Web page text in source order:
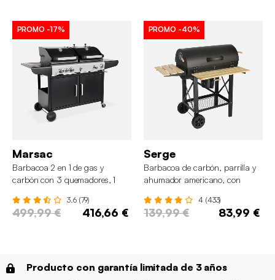
PROMO -17%
Marsac
Barbacoa 2 en 1 de gas y
carbón con 3 quemadores, 1
3.6 (79)
499,99 € 416,66 €
PROMO -40%
Serge
Barbacoa de carbón, parrilla y
ahumador americano, con
4 (433)
139,99 € 83,99 €
Producto con garantía limitada de 3 años